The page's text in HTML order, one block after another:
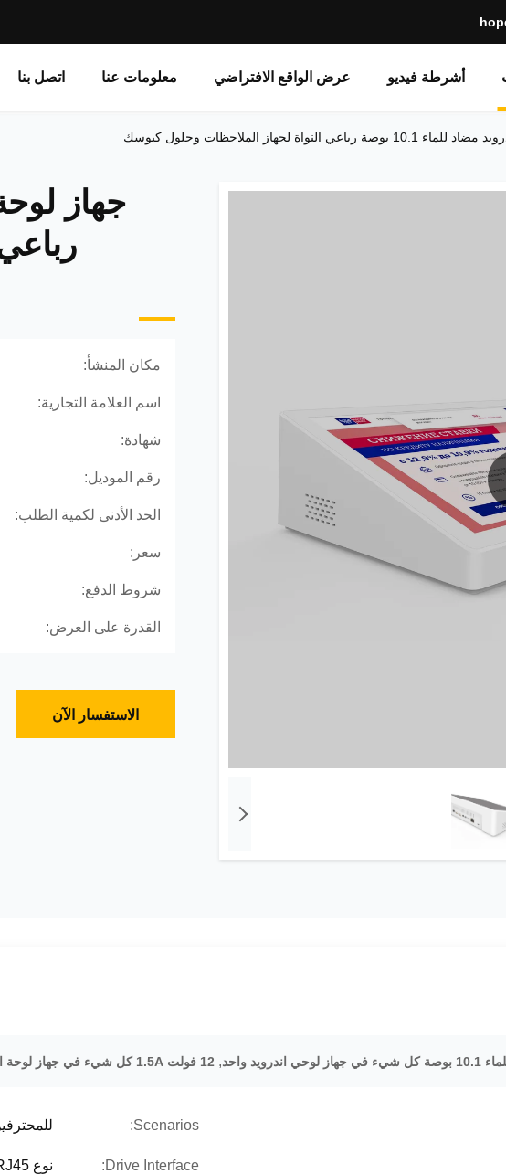
أشرطة فيديو عرض الواقع الافتراضي معلومات عنا اتصل بنا
رباعي النواة لجهاز الملاحظات وحلول كيوسك
مكان المنشأ:
اسم العلامة التجارية:
شهادة:
رقم الموديل:
الحد الأدنى لكمية الطلب:
سعر:
شروط الدفع:
القدرة على العرض:
الاستفسار الآن
اندرويد واحد , 12 فولت 1.5A كل شيء في جهاز لوحة اندرويد واحد
Scenarios:
Drive Interface: نوع USB C RJ45